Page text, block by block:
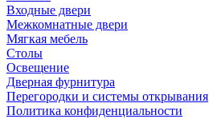
Входные двери
Межкомнатные двери
Мягкая мебель
Столы
Освещение
Дверная фурнитура
Перегородки и системы открывания
Политика конфиденциальности